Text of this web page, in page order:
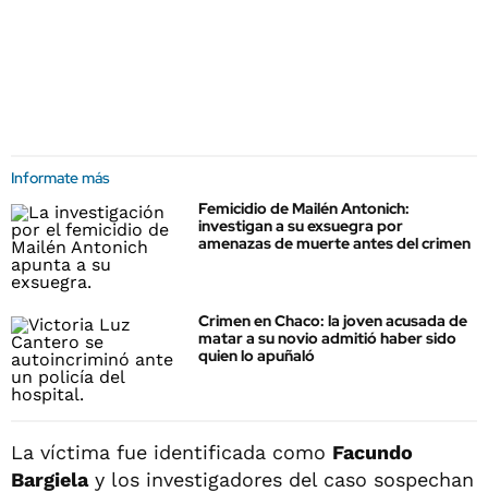
Informate más
Femicidio de Mailén Antonich:
investigan a su exsuegra por
amenazas de muerte antes del crimen
Crimen en Chaco: la joven acusada de
matar a su novio admitió haber sido
quien lo apuñaló
La víctima fue identificada como Facundo
Bargielay los investigadores del caso sospechan